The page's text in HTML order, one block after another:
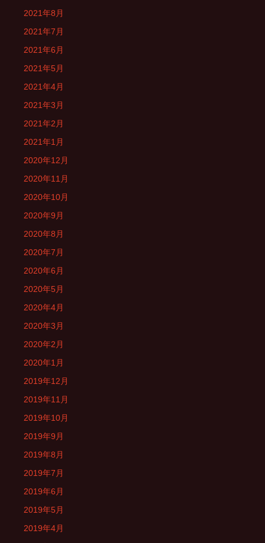
2021年8月
2021年7月
2021年6月
2021年5月
2021年4月
2021年3月
2021年2月
2021年1月
2020年12月
2020年11月
2020年10月
2020年9月
2020年8月
2020年7月
2020年6月
2020年5月
2020年4月
2020年3月
2020年2月
2020年1月
2019年12月
2019年11月
2019年10月
2019年9月
2019年8月
2019年7月
2019年6月
2019年5月
2019年4月